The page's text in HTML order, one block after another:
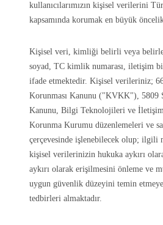
kullanıcılarımızın kişisel verilerini
kapsamında korumak en büyük
Kişisel veri, kimliği belirli veya
soyad, TC kimlik numarası, iletişim
ifade etmektedir. Kişisel verileriniz;
Korunması Kanunu ("KVKK"), 5809
Kanunu, Bilgi Teknolojileri ve
Korunma Kurumu düzenlemeleri ve
çerçevesinde işlenebilecek olup; ilgili
kişisel verilerinizin hukuka aykırı
aykırı olarak erişilmesini önleme ve
uygun güvenlik düzeyini temin
tedbirleri almaktadır.